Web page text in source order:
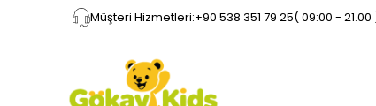
Müşteri Hizmetleri:+90 538 351 79 25( 09:00 - 21.00